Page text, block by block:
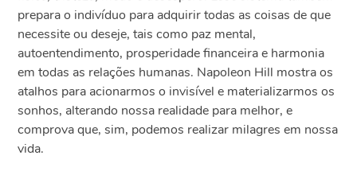
prepara o indivíduo para adquirir todas as coisas de que
necessite ou deseje, tais como paz mental,
autoentendimento, prosperidade financeira e harmonia
em todas as relações humanas. Napoleon Hill mostra os
atalhos para acionarmos o invisível e materializarmos os
sonhos, alterando nossa realidade para melhor, e
comprova que, sim, podemos realizar milagres em nossa
vida.